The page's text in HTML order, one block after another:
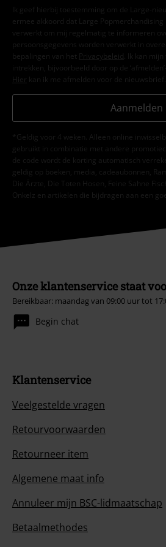
Ik geef hierbij toestemming om de Large-
ermee akkoord dat Large Popmerchandising
verwerkt om mij regelmatig te informeren
persoonsgegevens worden verwerkt in
bepalingen van het
Privacybeleid . Ik kan
intrekken, bijvoorbeeld door op de
Hier kan ik me afmelden voor de nieuwsbrief.
Aanmelden
*Geldig voor 4 weken. Alleen online
gebruikt in combinatie met andere
de code wordt de korting automatisch
geldig op boeken, media, cadeaubonnen,
Die Ärzte, Die Toten Hosen, Feine Sahne
Onkelz en artikelen die bijdragen aan een
Onze klantenservice staat
Bereikbaar: maandag van 09:00 uur tot
Begin chat
Klantenservice
Veelgestelde vragen
Retourvoorwaarden
Retourneer item
Algemene maat info
Annuleer mijn BSC-lidmaatschap
Betaalmethodes